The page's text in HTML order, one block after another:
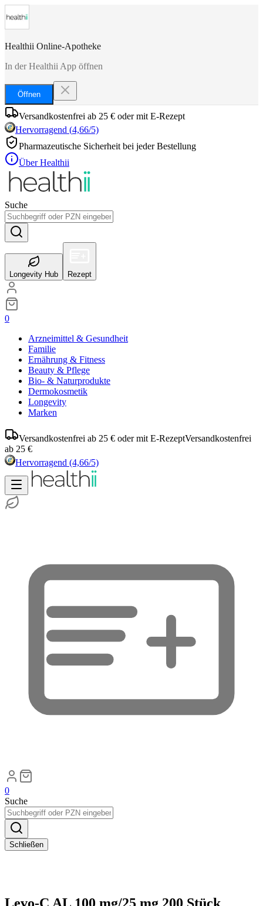
Healthii Online-Apotheke
In der Healthii App öffnen
Öffnen
Versandkostenfrei ab 25 € oder mit E-Rezept
Hervorragend (4,66/5)
Pharmazeutische Sicherheit bei jeder Bestellung
Über Healthii
Suche
Longevity Hub Rezept
0
Arzneimittel & Gesundheit
Familie
Ernährung & Fitness
Beauty & Pflege
Bio- & Naturprodukte
Dermokosmetik
Longevity
Marken
Versandkostenfrei ab 25 € oder mit E-RezeptVersandkostenfrei
ab 25 €
Hervorragend (4,66/5)
0
Suche
Schließen